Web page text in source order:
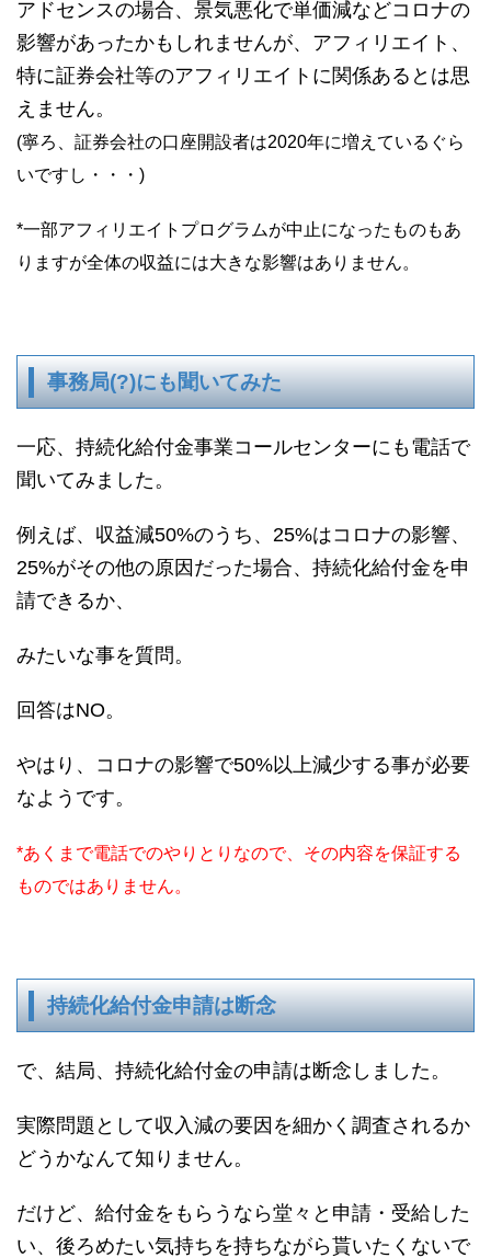
アドセンスの場合、景気悪化で単価減などコロナの
影響があったかもしれませんが、アフィリエイト、
特に証券会社等のアフィリエイトに関係あるとは思
えません。
(寧ろ、証券会社の口座開設者は2020年に増えているぐら
いですし・・・)
*一部アフィリエイトプログラムが中止になったものもあ
りますが全体の収益には大きな影響はありません。
事務局(?)にも聞いてみた
一応、持続化給付金事業コールセンターにも電話で
聞いてみました。
例えば、収益減50%のうち、25%はコロナの影響、
25%がその他の原因だった場合、持続化給付金を申
請できるか、
みたいな事を質問。
回答はNO。
やはり、コロナの影響で50%以上減少する事が必要
なようです。
*あくまで電話でのやりとりなので、その内容を保証する
ものではありません。
持続化給付金申請は断念
で、結局、持続化給付金の申請は断念しました。
実際問題として収入減の要因を細かく調査されるか
どうかなんて知りません。
だけど、給付金をもらうなら堂々と申請・受給した
い、後ろめたい気持ちを持ちながら貰いたくないで